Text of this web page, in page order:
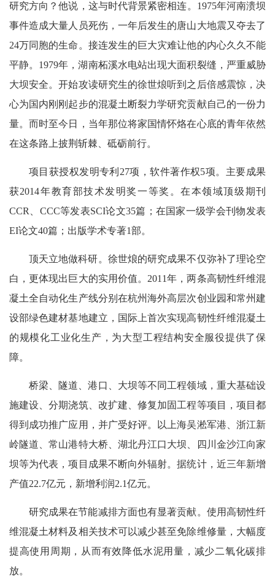
研究方向？他说，这与时代背景紧密相连。1975年河南溃坝
事件造成大量人员死伤，一年后发生的唐山大地震又夺去了
24万同胞的生命。接连发生的巨大灾难让他的内心久久不能
平静。1979年，湖南柘溪水电站出现大面积裂缝，严重威胁
大坝安全。开始攻读研究生的徐世烺听到之后倍感震惊，决
心为国内刚刚起步的混凝土断裂力学研究贡献自己的一份力
量。而时至今日，当年那位将家国情怀烙在心底的青年依然
在这条路上披荆斩棘、砥砺前行。
项目获授权发明专利27项，软件著作权5项。主要成果
获2014年教育部技术发明奖一等奖。在本领域顶级期刊
CCR、CCC等发表SCI论文35篇；在国家一级学会刊物发表
EI论文40篇；出版学术专著1部。
顶天立地做科研。徐世烺的研究成果不仅弥补了理论空
白，更体现出巨大的实用价值。2011年，两条高韧性纤维混
凝土全自动化生产线分别在杭州海外高层次创业园和常州建
设部绿色建材基地建立，国际上首次实现高韧性纤维混凝土
的规模化工业化生产，为大型工程结构安全服役提供了保
障。
桥梁、隧道、港口、大坝等不同工程领域，重大基础设
施建设、分期浇筑、改扩建、修复加固工程等项目，项目都
得到成功推广应用，并广受好评。以上海吴淞军港、浙江新
岭隧道、常山港特大桥、湖北丹江口大坝、四川金沙江向家
坝等为代表，项目成果不断向外辐射。据统计，近三年新增
产值22.7亿元，新增利润2.1亿元。
研究成果在节能减排方面也有显著贡献。使用高韧性纤
维混凝土材料及相关技术可以减少甚至免除维修量，大幅度
提高使用周期，从而有效降低水泥用量，减少二氧化碳排
放。